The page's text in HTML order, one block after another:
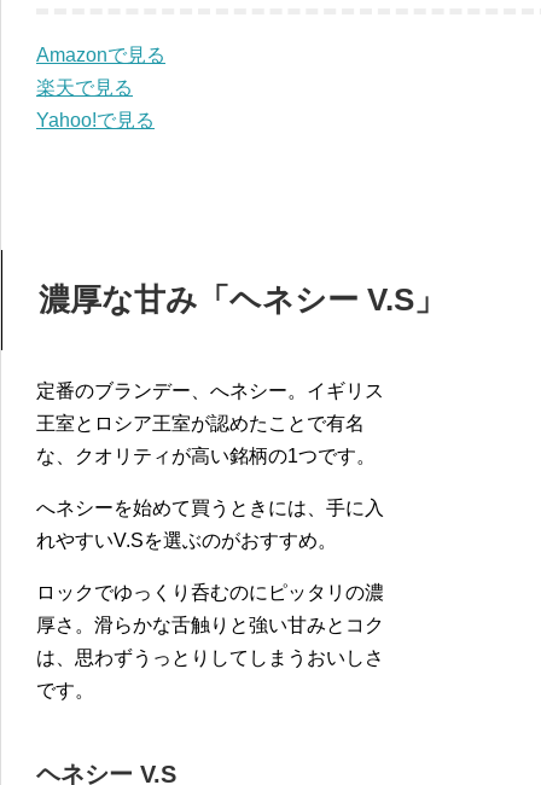
Amazonで見る
楽天で見る
Yahoo!で見る
濃厚な甘み「ヘネシー V.S」
定番のブランデー、へネシー。イギリス
王室とロシア王室が認めたことで有名
な、クオリティが高い銘柄の1つです。
へネシーを始めて買うときには、手に入
れやすいV.Sを選ぶのがおすすめ。
ロックでゆっくり呑むのにピッタリの濃
厚さ。滑らかな舌触りと強い甘みとコク
は、思わずうっとりしてしまうおいしさ
です。
ヘネシー V.S